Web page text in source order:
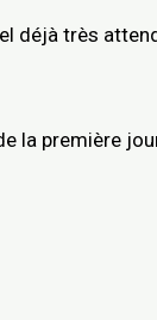
très